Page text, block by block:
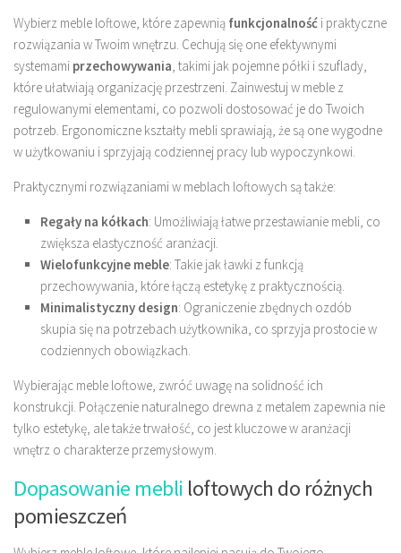
Wybierz meble loftowe, które zapewnią funkcjonalność i praktyczne
rozwiązania w Twoim wnętrzu. Cechują się one efektywnymi
systemami przechowywania , takimi jak pojemne półki i szuflady,
które ułatwiają organizację przestrzeni. Zainwestuj w meble z
regulowanymi elementami, co pozwoli dostosować je do Twoich
potrzeb. Ergonomiczne kształty mebli sprawiają, że są one wygodne
w użytkowaniu i sprzyjają codziennej pracy lub wypoczynkowi.
Praktycznymi rozwiązaniami w meblach loftowych są także:
Regały na kółkach: Umożliwiają łatwe przestawianie mebli, co
zwiększa elastyczność aranżacji.
Wielofunkcyjne meble: Takie jak ławki z funkcją
przechowywania, które łączą estetykę z praktycznością.
Minimalistyczny design: Ograniczenie zbędnych ozdób
skupia się na potrzebach użytkownika, co sprzyja prostocie w
codziennych obowiązkach.
Wybierając meble loftowe, zwróć uwagę na solidność ich
konstrukcji. Połączenie naturalnego drewna z metalem zapewnia nie
tylko estetykę, ale także trwałość, co jest kluczowe w aranżacji
wnętrz o charakterze przemysłowym.
Dopasowanie mebli loftowych do różnych
pomieszczeń